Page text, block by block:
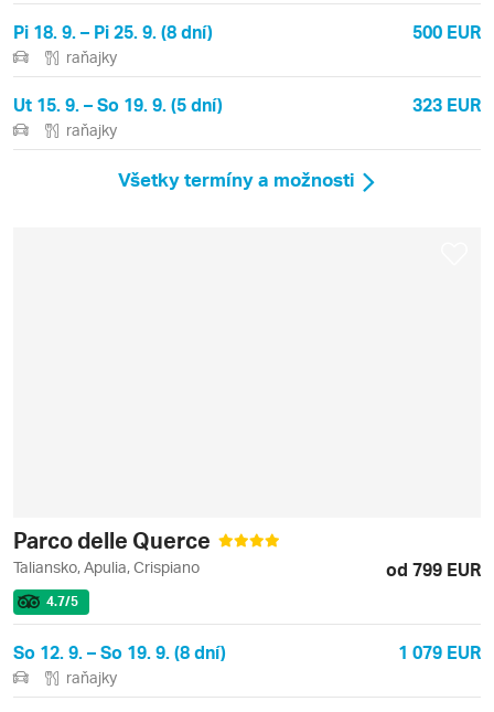
Pi 18. 9. – Pi 25. 9. (8 dní) 500 EUR
raňajky
Ut 15. 9. – So 19. 9. (5 dní) 323 EUR
raňajky
Všetky termíny a možnosti
Parco delle Querce
Taliansko, Apulia, Crispiano od 799 EUR
4.7/5
So 12. 9. – So 19. 9. (8 dní) 1 079 EUR
raňajky